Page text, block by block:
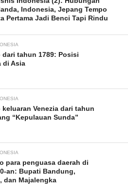
Indonesia, Jepang Tempo
Pertama Jadi Benci Tapi Rindu
dari tahun 1789: Posisi
di Asia
keluaran Venezia dari tahun
“Kepulauan Sunda”
para penguasa daerah di
an: Bupati Bandung,
dan Majalengka